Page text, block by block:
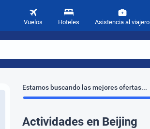
Vuelos Hoteles Asistencia al viajero
Estamos buscando las mejores ofertas...
Actividades en Beijing